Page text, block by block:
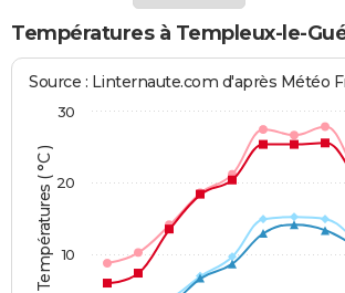
Températures à Templeux-le-
Températures ( °C )
Source : Linternaute.com d'après Météo
10
20
30